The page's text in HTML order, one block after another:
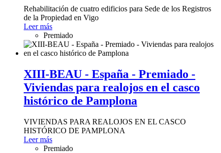
Rehabilitación de cuatro edificios para Sede de los Registros
de la Propiedad en Vigo
Leer más
Premiado
XIII-BEAU - España - Premiado -
Viviendas para realojos en el casco
histórico de Pamplona
VIVIENDAS PARA REALOJOS EN EL CASCO
HISTÓRICO DE PAMPLONA
Leer más
Premiado